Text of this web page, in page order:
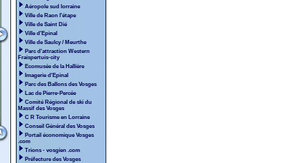
Aéropole sud lorraine
Ville de Raon l'étape
Ville de Saint Dié
Ville d'Epinal
Ville de Saulcy / Meurthe
Parc d'attraction Western
Fraispertuis-city
Ecomusée de la Hallière
Imagerie d'Epinal
Parc des Ballons des Vosges
Lac de Pierre-Percée
Comité Régional de ski du
Massif des Vosges
C R Tourisme en Lorraine
Conseil Général des Vosges
Portail économique Vosges
.com
Trions - vosgien .com
Préfecture des Vosges